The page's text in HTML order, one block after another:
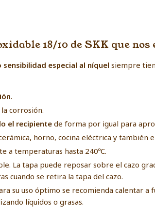
18/10 de SKK que nos
sensibilidad especial al níquel siempre
.
corrosión.
el recipiente de forma por igual para
horno, cocina eléctrica y también
a temperaturas hasta 240ºC.
La tapa puede reposar sobre el cazo
cuando se retira la tapa del cazo.
su uso óptimo se recomienda calentar a
líquidos o grasas.